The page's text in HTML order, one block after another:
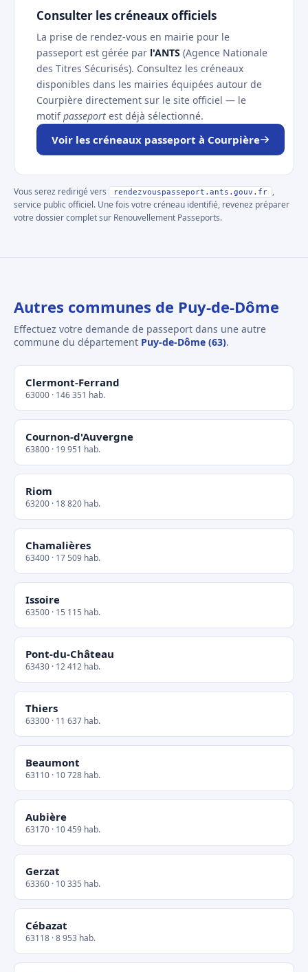
Consulter les créneaux officiels
La prise de rendez-vous en mairie pour le
passeport est gérée par l'ANTS (Agence Nationale
des Titres Sécurisés). Consultez les créneaux
disponibles dans les mairies équipées autour de
Courpière directement sur le site officiel — le
motifpasseport est déjà sélectionné.
Voir les créneaux passeport à Courpière
Vous serez redirigé vers rendezvouspasseport.ants.gouv.fr
,
service public officiel. Une fois votre créneau identifié, revenez préparer
votre dossier complet sur Renouvellement Passeports.
Autres communes de Puy-de-Dôme
Effectuez votre demande de passeport dans une autre
commune du département Puy-de-Dôme (63).
Clermont-Ferrand
63000 · 146 351 hab.
Cournon-d'Auvergne
63800 · 19 951 hab.
Riom
63200 · 18 820 hab.
Chamalières
63400 · 17 509 hab.
Issoire
63500 · 15 115 hab.
Pont-du-Château
63430 · 12 412 hab.
Thiers
63300 · 11 637 hab.
Beaumont
63110 · 10 728 hab.
Aubière
63170 · 10 459 hab.
Gerzat
63360 · 10 335 hab.
Cébazat
63118 · 8 953 hab.